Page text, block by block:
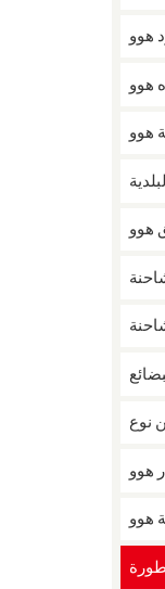
هوو
هوو
هوو
هوو
هوو
هوو